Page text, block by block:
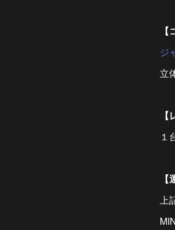
ジ
立
１
上